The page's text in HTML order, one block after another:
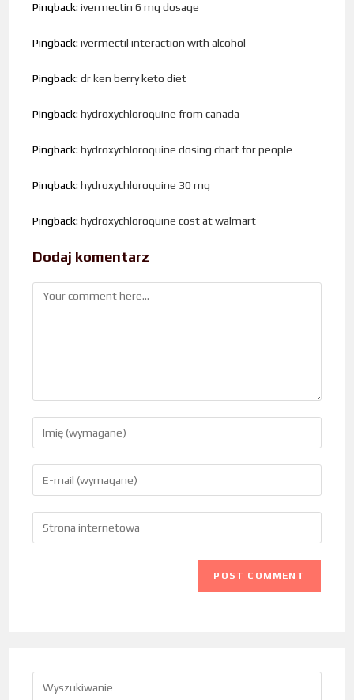
Pingback:ivermectin 6 mg dosage
Pingback:ivermectil interaction with alcohol
Pingback:dr ken berry keto diet
Pingback:hydroxychloroquine from canada
Pingback:hydroxychloroquine dosing chart for people
Pingback:hydroxychloroquine 30 mg
Pingback:hydroxychloroquine cost at walmart
Dodaj komentarz